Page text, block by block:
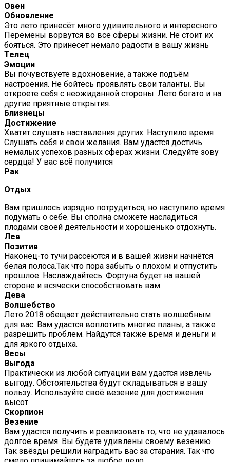
Овен
Обновление
Это лето принесёт много удивительного и интересного.
Перемены ворвутся во все сферы жизни. Не стоит их
бояться. Это принесёт немало радости в вашу жизнь
Телец
Эмоции
Вы почувствуете вдохновение, а также подъём
настроения. Не бойтесь проявлять свои таланты. Вы
откроете себя с неожиданной стороны. Лето богато и на
другие приятные открытия.
Близнецы
Достижение
Хватит слушать наставления других. Наступило время
Слушать себя и свои желания. Вам удастся достичь
немалых успехов разных сферах жизни. Следуйте зову
сердца! У вас всё получится
Рак
Отдых
Вам пришлось изрядно потрудиться, но наступило время
подумать о себе. Вы сполна сможете насладиться
плодами своей деятельности и хорошенько отдохнуть.
Лев
Позитив
Наконец-то тучи рассеются и в вашей жизни начнётся
белая полоса.Так что пора забыть о плохом и отпустить
прошлое. Наслаждайтесь. Фортуна будет на вашей
стороне и всячески способствовать вам.
Дева
Волшебство
Лето 2018 обещает действительно стать волшебным
для вас. Вам удастся воплотить многие планы, а также
разрешить проблем. Найдутся также время и деньги и
для яркого отдыха.
Весы
Выгода
Практически из любой ситуации вам удастся извлечь
выгоду. Обстоятельства будут складываться в вашу
пользу. Используйте своё везение для достижения
высот.
Скорпион
Везение
Вам удастся получить и реализовать то, что не удавалось
долгое время. Вы будете удивлены своему везению.
Так звёзды решили наградить вас за старания. Так что